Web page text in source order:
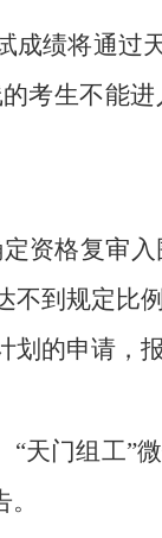
绩将通过
考生不能
资格复审
到规定
的申请，
天门组工”